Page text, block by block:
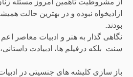
از مشروطیت تاهمین امروز مسئله
ازادیخواه نبوده و در بهترین حالت
بودند.
نگاهی گذار به هنر و ادبیات معاصر
سنت بلکه درفیلم ها، ادبیادت
باز سازی کلیشه های جنسیتی در